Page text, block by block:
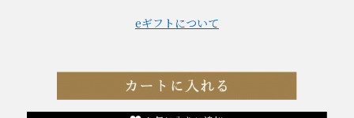
eギフトについて